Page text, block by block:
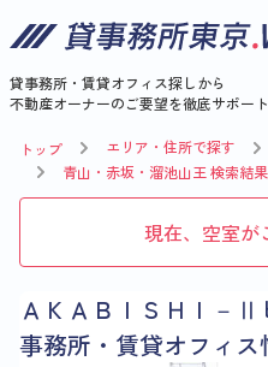
貸事務所・賃貸オフィス探しから
不動産オーナーのご要望を徹底サポート
トップ エリア・住所で探す
青山・赤坂・溜池山王 検索結
現在、空室が
ＡＫＡＢＩＳＨＩ－
事務所・賃貸オフィス